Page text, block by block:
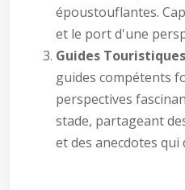
époustouflantes.
et le port d'une
Guides
guides compétents
perspectives
stade, partageant
et des anecdotes